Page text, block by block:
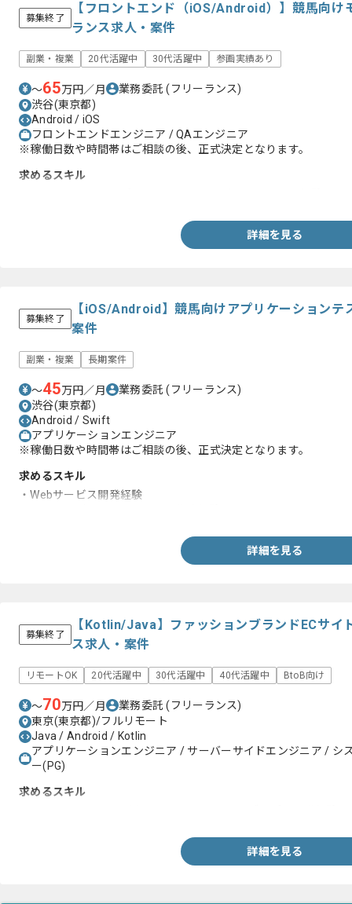
募集終了
【フロントエンド（iOS/Android）】競馬向け
ランス求人・案件
副業・複業 20代活躍中 30代活躍中 参画実績あり
〜65万円／月 業務委託(フリーランス)
渋谷(東京都)
Android / iOS
フロントエンドエンジニア / QAエンジニア
※稼働日数や時間帯はご相談の後、正式決定となります。
求めるスキル
詳細を見る
募集終了
【iOS/Android】競馬向けアプリケーションテ
案件
副業・複業 長期案件
〜45万円／月 業務委託(フリーランス)
渋谷(東京都)
Android / Swift
アプリケーションエンジニア
※稼働日数や時間帯はご相談の後、正式決定となります。
求めるスキル
・Webサービス開発経験
詳細を見る
募集終了
【Kotlin/Java】ファッションブランドECサイ
ス求人・案件
リモートOK 20代活躍中 30代活躍中 40代活躍中 BtoB向け
〜70万円／月 業務委託(フリーランス)
東京(東京都)/フルリモート
Java / Android / Kotlin
アプリケーションエンジニア / サーバーサイドエンジニア / シ
ー(PG)
求めるスキル
詳細を見る